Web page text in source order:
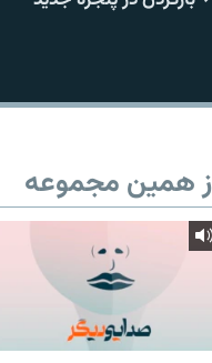
همین مجموعه